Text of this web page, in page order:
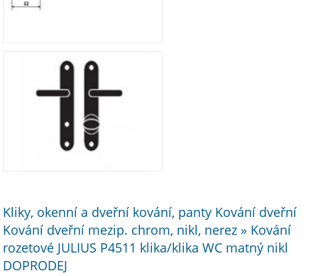
Kliky, okenní a dveřní kování, panty Kování dveřní
Kování dveřní mezip. chrom, nikl, nerez » Kování
rozetové JULIUS P4511 klika/klika WC matný nikl
DOPRODEJ